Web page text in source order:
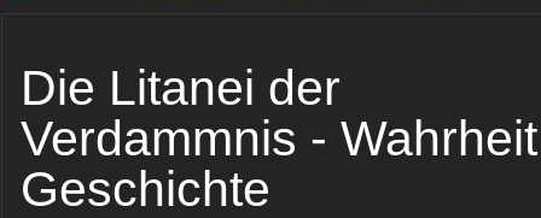
Die Litanei der
Verdammnis -
Geschichte